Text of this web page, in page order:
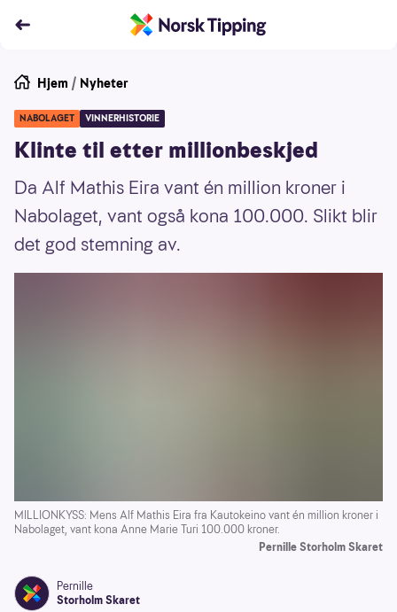
Hjem / Nyheter
NABOLAGET VINNERHISTORIE
Klinte til etter millionbeskjed
Da Alf Mathis Eira vant én million kroner i
Nabolaget, vant også kona 100.000. Slikt blir
det god stemning av.
MILLIONKYSS: Mens Alf Mathis Eira fra Kautokeino vant én million kroner i
Nabolaget, vant kona Anne Marie Turi 100.000 kroner.
Pernille Storholm Skaret
Pernille
Storholm Skaret